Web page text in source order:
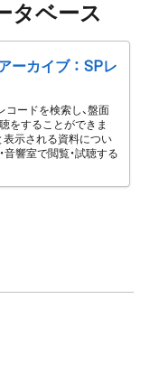
タベース
ーカイブ ： SPレ
コードを検索し、盤面
をすることができま
表示される資料につい
音響室で閲覧・試聴する